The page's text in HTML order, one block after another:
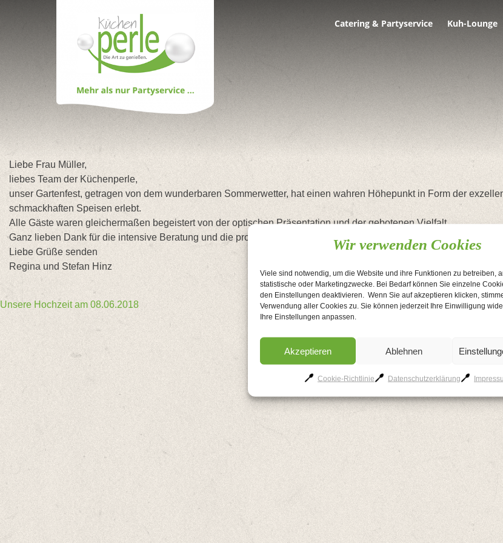
Wir verwenden Cookies
Viele sind notwendig, um die Website und ihre Funktionen zu betreiben,
statistische oder Marketingzwecke. Bei Bedarf können Sie einzelne
den Einstellungen deaktivieren. Wenn Sie auf akzeptieren klicken,
Verwendung aller Cookies zu. Sie können jederzeit Ihre Einwilligung
Ihre Einstellungen anpassen.
Akzeptieren Ablehnen
Cookie-Richtlinie Datenschutzerklärung
Catering & Partyservice Kuh-Lounge
Liebe Frau Müller,
liebes Team der Küchenperle,
unser Gartenfest, getragen von dem wunderbaren Sommerwetter, hat einen wahren Höhepunkt in Form der
schmackhaften Speisen erlebt.
Alle Gäste waren gleichermaßen begeistert von der optischen Präsentation und der gebotenen Vielfalt.
Ganz lieben Dank für die intensive Beratung und die problemfreie organisatorische Abwicklung.
Liebe Grüße senden
Regina und Stefan Hinz
Beitragsnavigation
Unsere Hochzeit am 08.06.2018
AGB Kontakt Datenschutzerklärung